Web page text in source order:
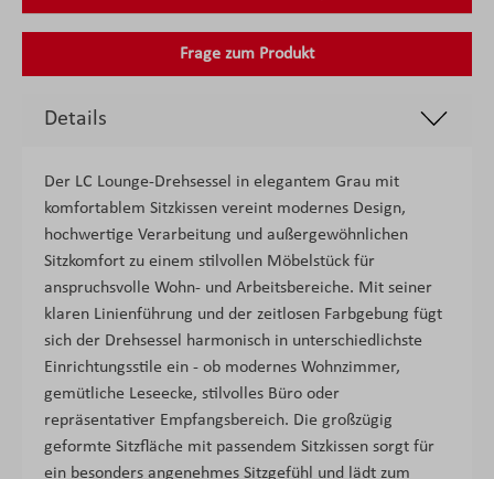
Frage zum Produkt
Details
Der LC Lounge-Drehsessel in elegantem Grau mit
komfortablem Sitzkissen vereint modernes Design,
hochwertige Verarbeitung und außergewöhnlichen
Sitzkomfort zu einem stilvollen Möbelstück für
anspruchsvolle Wohn- und Arbeitsbereiche. Mit seiner
klaren Linienführung und der zeitlosen Farbgebung fügt
sich der Drehsessel harmonisch in unterschiedlichste
Einrichtungsstile ein - ob modernes Wohnzimmer,
gemütliche Leseecke, stilvolles Büro oder
repräsentativer Empfangsbereich. Die großzügig
geformte Sitzfläche mit passendem Sitzkissen sorgt für
ein besonders angenehmes Sitzgefühl und lädt zum